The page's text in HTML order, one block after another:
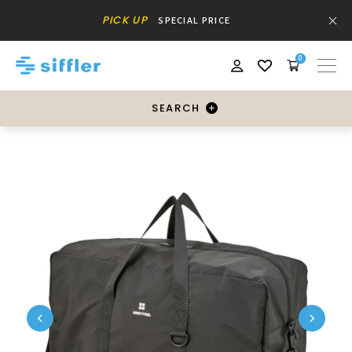
PICK UP SPECIAL PRICE
0
SEARCH